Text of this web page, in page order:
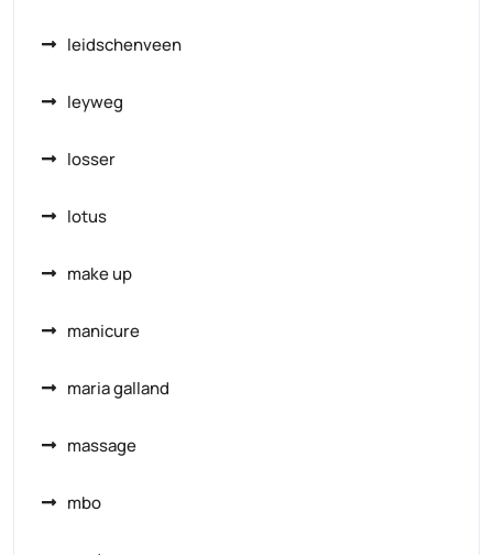
leidschenveen
leyweg
losser
lotus
make up
manicure
maria galland
massage
mbo